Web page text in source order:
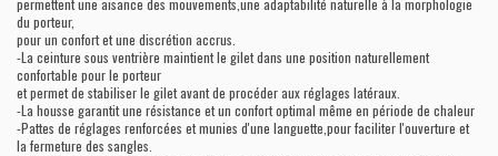
permettent une aisance des mouvements,une adaptabilité naturelle à la morphologie
du porteur,
pour un confort et une discrétion accrus.
-La ceinture sous ventrière maintient le gilet dans une position naturellement
confortable pour le porteur
et permet de stabiliser le gilet avant de procéder aux réglages latéraux.
-La housse garantit une résistance et un confort optimal même en période de chaleur
-Pattes de réglages renforcées et munies d'une languette,pour faciliter l'ouverture et
la fermeture des sangles.